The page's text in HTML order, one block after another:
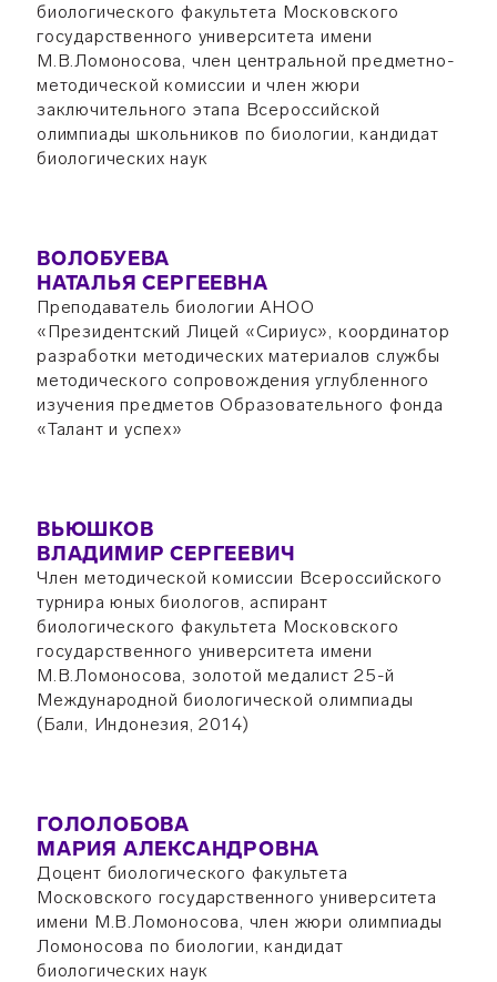
биологического факультета Московского
государственного университета имени
М.В.Ломоносова, член центральной предметно-
методической комиссии и член жюри
заключительного этапа Всероссийской
олимпиады школьников по биологии, кандидат
биологических наук
ВОЛОБУЕВА
НАТАЛЬЯ СЕРГЕЕВНА
Преподаватель биологии АНОО
«Президентский Лицей «Сириус», координатор
разработки методических материалов службы
методического сопровождения углубленного
изучения предметов Образовательного фонда
«Талант и успех»
ВЬЮШКОВ
ВЛАДИМИР СЕРГЕЕВИЧ
Член методической комиссии Всероссийского
турнира юных биологов, аспирант
биологического факультета Московского
государственного университета имени
М.В.Ломоносова, золотой медалист 25-й
Международной биологической олимпиады
(Бали, Индонезия, 2014)
ГОЛОЛОБОВА
МАРИЯ АЛЕКСАНДРОВНА
Доцент биологического факультета
Московского государственного университета
имени М.В.Ломоносова, член жюри олимпиады
Ломоносова по биологии, кандидат
биологических наук